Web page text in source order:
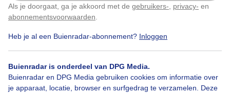
Als je doorgaat, ga je akkoord met de gebruikers- privacy- en
abonnementsvoorwaarden
Heb je al een Buienradar-abonnement? Inloggen
Buienradar is onderdeel van DPG Media.
Buienradar en DPG Media gebruiken cookies om informatie over
je apparaat, locatie, browser en surfgedrag te verzamelen. Deze
Bekijk slideshow
Klik hierom dit aan te passen